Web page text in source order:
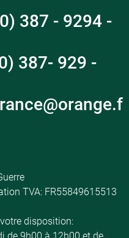
387 - 9294 -
387- 929 -
TVA: FR55849615513
disposition: